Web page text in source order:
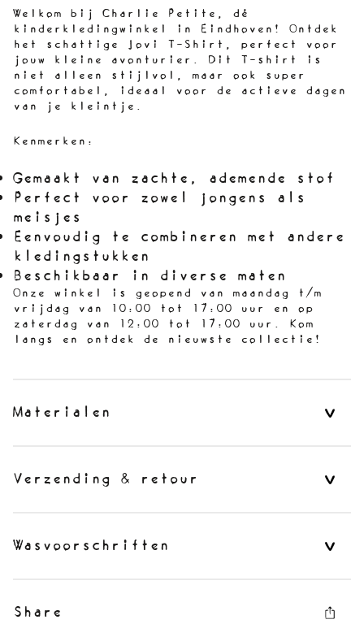
Welkom bij Charlie Petite, dé
kinderkledingwinkel in Eindhoven! Ontdek
het schattige Jovi T-Shirt,
perfect voor
jouw kleine avonturier. Dit T-shirt is
niet alleen stijlvol, maar ook super
comfortabel, ideaal voor de actieve dagen
van je kleintje.
Kenmerken:
Gemaakt van zachte, ademende stof
Perfect voor zowel jongens als
meisjes
Eenvoudig te combineren met andere
kledingstukken
Beschikbaar in diverse maten
Onze winkel is geopend van maandag t/m
vrijdag van 10:00 tot 17:00 uur en op
zaterdag van 12:00 tot 17:00 uur. Kom
langs en ontdek de nieuwste collectie!
Materialen
Verzending & retour
Wasvoorschriften
Share